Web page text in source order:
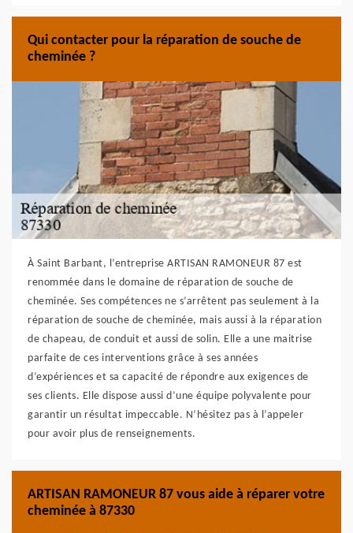
Qui contacter pour la réparation de souche de
cheminée ?
À Saint Barbant, l’entreprise ARTISAN RAMONEUR 87 est
renommée dans le domaine de réparation de souche de
cheminée. Ses compétences ne s’arrêtent pas seulement à la
réparation de souche de cheminée, mais aussi à la réparation
de chapeau, de conduit et aussi de solin. Elle a une maitrise
parfaite de ces interventions grâce à ses années
d’expériences et sa capacité de répondre aux exigences de
ses clients. Elle dispose aussi d’une équipe polyvalente pour
garantir un résultat impeccable. N’hésitez pas à l’appeler
pour avoir plus de renseignements.
ARTISAN RAMONEUR 87 vous aide à réparer votre
cheminée à 87330